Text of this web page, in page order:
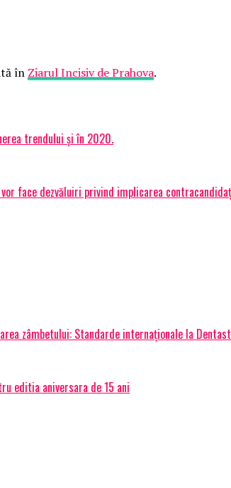
în Ziarul Incisiv de Prahova.
trendului și în 2020.
face dezvăluiri privind implicarea
zâmbetului: Standarde internaționale la
editia aniversara de 15 ani